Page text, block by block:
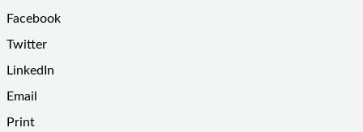
Facebook
Twitter
LinkedIn
Email
Print